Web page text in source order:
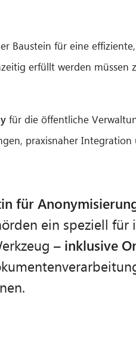
Baustein für eine
erfüllt werden müssen
für die öffentliche
praxisnaher
für
ein speziell für
– inklusive